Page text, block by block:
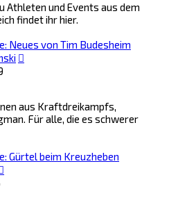
Athleten und Events aus dem
findet ihr hier.
Neues von Tim Budesheim
aus Kraftdreikampfs,
Für alle, die es schwerer
Gürtel beim Kreuzheben